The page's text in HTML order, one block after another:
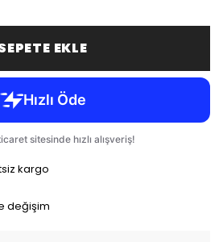
EKLE
kargo
değişim